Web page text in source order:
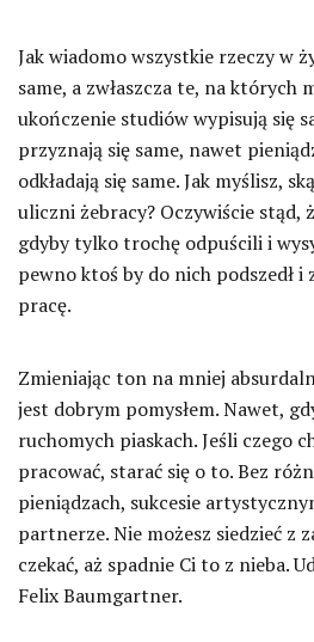
Jak wiadomo wszystkie rzeczy w
same, a zwłaszcza te, na których
ukończenie studiów wypisują się
przyznają się same, nawet
odkładają się same. Jak myślisz,
uliczni żebracy? Oczywiście stąd,
gdyby tylko trochę odpuścili i
pewno ktoś by do nich podszedł i
pracę.
Zmieniając ton na mniej
jest dobrym pomysłem. Nawet,
ruchomych piaskach. Jeśli czego
pracować, starać się o to. Bez
pieniądzach, sukcesie
partnerze. Nie możesz siedzieć z
czekać, aż spadnie Ci to z nieba.
Felix Baumgartner.